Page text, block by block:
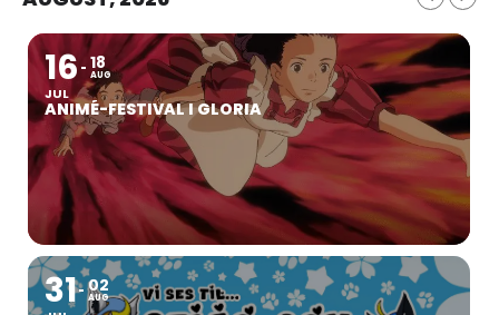
16
JUL
18
AUG
ANIMÉ-FESTIVAL I GLORIA
31 02
AUG